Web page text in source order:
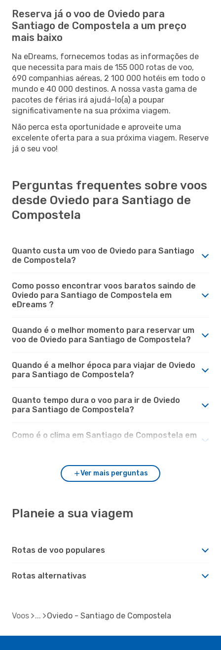
Reserva já o voo de Oviedo para
Santiago de Compostela a um preço
mais baixo
Na eDreams, fornecemos todas as informações de
que necessita para mais de 155 000 rotas de voo,
690 companhias aéreas, 2 100 000 hotéis em todo o
mundo e 40 000 destinos. A nossa vasta gama de
pacotes de férias irá ajudá-lo(a) a poupar
significativamente na sua próxima viagem.
Não perca esta oportunidade e aproveite uma
excelente oferta para a sua próxima viagem. Reserve
já o seu voo!
Perguntas frequentes sobre voos
desde Oviedo para Santiago de
Compostela
Quanto custa um voo de Oviedo para Santiago
de Compostela?
Como posso encontrar voos baratos saindo de
Oviedo para Santiago de Compostela em
eDreams ?
Quando é o melhor momento para reservar um
voo de Oviedo para Santiago de Compostela?
Quando é a melhor época para viajar de Oviedo
para Santiago de Compostela?
Quanto tempo dura o voo para ir de Oviedo
para Santiago de Compostela?
Como é o clima em Santiago de Compostela em
Ver mais perguntas
Planeie a sua viagem
Rotas de voo populares
Rotas alternativas
Voos Oviedo - Santiago de Compostela